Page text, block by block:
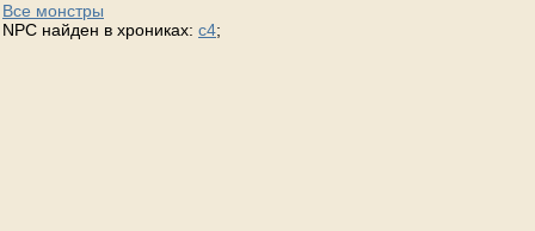
Все монстры
NPC найден в хрониках: c4;